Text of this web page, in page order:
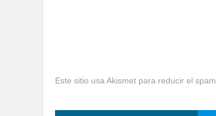
Este sitio usa Akismet para reducir el spam.